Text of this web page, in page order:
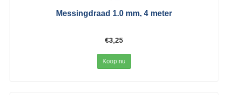
Messingdraad 1.0 mm, 4 meter
€3,25
Koop nu